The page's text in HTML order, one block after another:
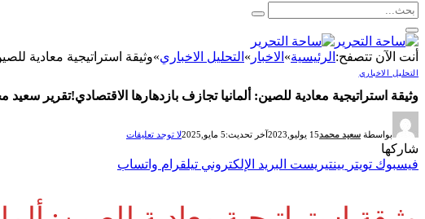
أنت الآن تتصفح: الرئيسية» الاخبار » التحليل الاخباري»وثيقة استراتيجية معادية
التحليل الاخباري
وثيقة استراتيجية معادية للصين: ألمانيا تجازف بازدهارها الاقتصادي!تقرير سعيد
بواسطة سعيد محمد15 يوليو,2023 آخر تحديث:5 مايو,2025 لا توجد تعليقات
شاركها
فيسبوك تويتر بينتيريست البريد الإلكتروني تيلقرام واتساب